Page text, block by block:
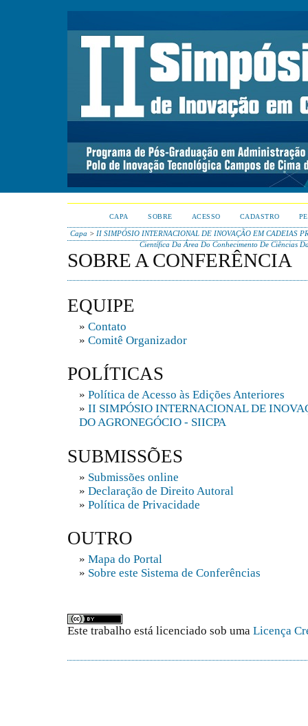
CAPA SOBRE ACESSO CADASTRO
Capa > II SIMPÓSIO INTERNACIONAL DE INOVAÇÃO EM CADEIAS
Científica Da Área Do Conhecimento De Ciências
SOBRE A CONFERÊNCIA
EQUIPE
» Contato
» Comitê Organizador
POLÍTICAS
» Política de Acesso às Edições Anteriores
» II SIMPÓSIO INTERNACIONAL DE
DO AGRONEGÓCIO - SIICPA
SUBMISSÕES
» Submissões online
» Declaração de Direito Autoral
» Política de Privacidade
OUTRO
» Mapa do Portal
» Sobre este Sistema de Conferências
Este trabalho está licenciado sob uma Licença